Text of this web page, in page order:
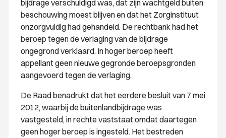
bijdrage verschuldigd was, dat zijn wachtgeld buiten
beschouwing moest blijven en dat het Zorginstituut
onzorgvuldig had gehandeld. De rechtbank had het
beroep tegen de verlaging van de bijdrage
ongegrond verklaard. In hoger beroep heeft
appellant geen nieuwe gegronde beroepsgronden
aangevoerd tegen de verlaging.
De Raad benadrukt dat het eerdere besluit van 7 mei
2012, waarbij de buitenlandbijdrage was
vastgesteld, in rechte vaststaat omdat daartegen
geen hoger beroep is ingesteld. Het bestreden